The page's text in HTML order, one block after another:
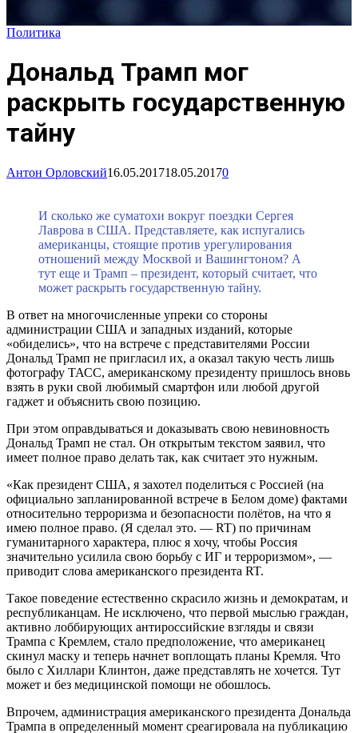
Политика
Дональд Трамп мог
раскрыть государственную
тайну
Антон Орловский16.05.201718.05.20170
И сколько же суматохи вокруг поездки Сергея
Лаврова в США. Представляете, как испугались
американцы, стоящие против урегулирования
отношений между Москвой и Вашингтоном? А
тут еще и Трамп – президент, который считает, что
может раскрыть государственную тайну.
В ответ на многочисленные упреки со стороны
администрации США и западных изданий, которые
«обиделись», что на встрече с представителями России
Дональд Трамп не пригласил их, а оказал такую честь лишь
фотографу ТАСС, американскому президенту пришлось вновь
взять в руки свой любимый смартфон или любой другой
гаджет и объяснить свою позицию.
При этом оправдываться и доказывать свою невиновность
Дональд Трамп не стал. Он открытым текстом заявил, что
имеет полное право делать так, как считает это нужным.
«Как президент США, я захотел поделиться с Россией (на
официально запланированной встрече в Белом доме) фактами
относительно терроризма и безопасности полётов, на что я
имею полное право. (Я сделал это. — RT) по причинам
гуманитарного характера, плюс я хочу, чтобы Россия
значительно усилила свою борьбу с ИГ и терроризмом», —
приводит слова американского президента RT.
Такое поведение естественно скрасило жизнь и демократам, и
республиканцам. Не исключено, что первой мыслью граждан,
активно лоббирующих антироссийские взгляды и связи
Трампа с Кремлем, стало предположение, что американец
скинул маску и теперь начнет воплощать планы Кремля. Что
было с Хиллари Клинтон, даже представлять не хочется. Тут
может и без медицинской помощи не обошлось.
Впрочем, администрация американского президента Дональда
Трампа в определенный момент среагировала на публикацию